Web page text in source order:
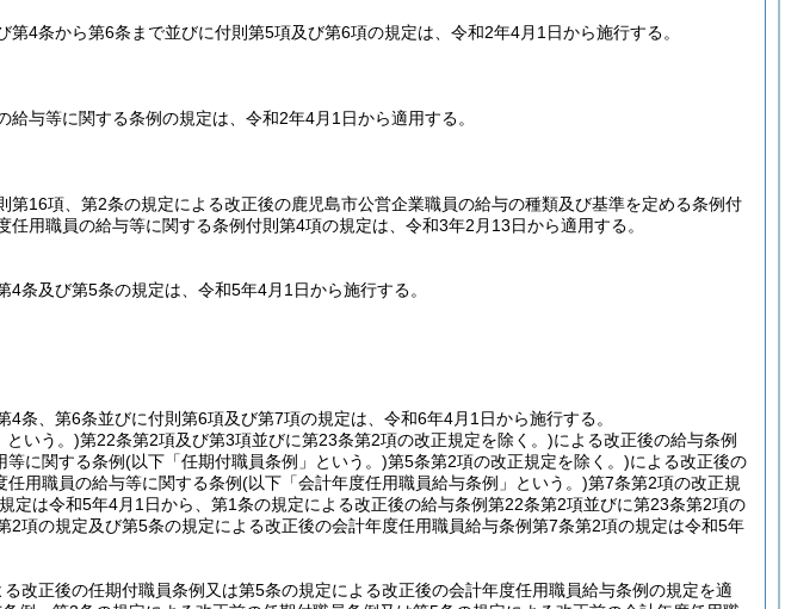
第4条から第6条まで並びに付則第5項及び第6項の規定は、令和2年4月1日から施行する。
与等に関する条例の規定は、令和2年4月1日から適用する。
16項、第2条の規定による改正後の鹿児島市公営企業職員の給与の種類及び基準を定める条例付
用職員の給与等に関する条例付則第4項の規定は、令和3年2月13日から適用する。
4条及び第5条の規定は、令和5年4月1日から施行する。
4条、第6条並びに付則第6項及び第7項の規定は、令和6年4月1日から施行する。
という。)第22条第2項及び第3項並びに第23条第2項の改正規定を除く。)による改正後の給与条例
等に関する条例(以下「任期付職員条例」という。)第5条第2項の改正規定を除く。)による改正後の
任用職員の給与等に関する条例(以下「会計年度任用職員給与条例」という。)第7条第2項の改正規
定は令和5年4月1日から、第1条の規定による改正後の給与条例第22条第2項並びに第23条第2項の
項の規定及び第5条の規定による改正後の会計年度任用職員給与条例第7条第2項の規定は令和5年
改正後の任期付職員条例又は第5条の規定による改正後の会計年度任用職員給与条例の規定を適